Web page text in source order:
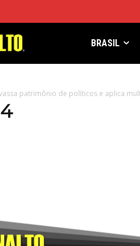
BRASIL
patrimônio de políticos e aplica